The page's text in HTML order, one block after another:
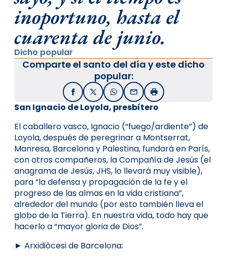
inoportuno, hasta el
cuarenta de junio.
Dicho popular
Comparte el santo del día y este dicho
popular:
FacebookX / TwitterWhatsApp
EmailImprimir
San Ignacio de Loyola, presbítero
El caballero vasco, Ignacio (“fuego/ardiente”) de
Loyola, después de peregrinar a Montserrat,
Manresa, Barcelona y Palestina, fundará en París,
con otros compañeros, la Compañía de Jesús (el
anagrama de Jesús, JHS, lo llevará muy visible),
para “la defensa y propagación de la fe y el
progreso de las almas en la vida cristiana”,
alrededor del mundo (por esto también lleva el
globo de la Tierra). En nuestra vida, todo hay que
hacerlo a “mayor gloria de Dios”.
► Arxidiòcesi de Barcelona: